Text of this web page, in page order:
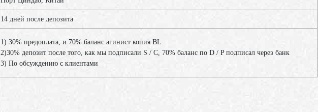
14 дней после депозита
1) 30% предоплата, и 70% баланс агинист копия BL
2)30% депозит после того, как мы подписали S / C, 70% баланс по D / P подписал через банк
3) По обсуждению с клиентами